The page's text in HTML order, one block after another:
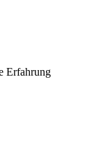
Erfahrung